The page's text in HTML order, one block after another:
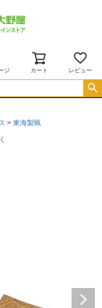
ジ カート レビュー
東海製蝋